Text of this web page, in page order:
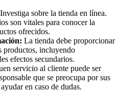
Investiga sobre la tienda en línea.
son vitales para conocer la
ofrecidos.
La tienda debe proporcionar
productos, incluyendo
efectos secundarios.
servicio al cliente puede ser
que se preocupa por sus
en caso de dudas.